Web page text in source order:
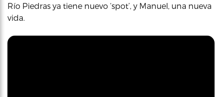
Río Piedras ya tiene nuevo ‘spot’, y Manuel, una nueva
vida.